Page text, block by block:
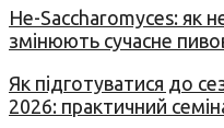
Не-Saccharomyces: як
змінюють сучасне
Як підготуватися до
2026: практичний